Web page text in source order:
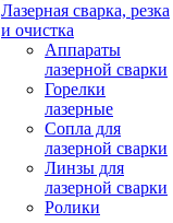
Лазерная сварка, резка
и очистка
Аппараты
лазерной сварки
Горелки
лазерные
Сопла для
лазерной сварки
Линзы для
лазерной сварки
Ролики